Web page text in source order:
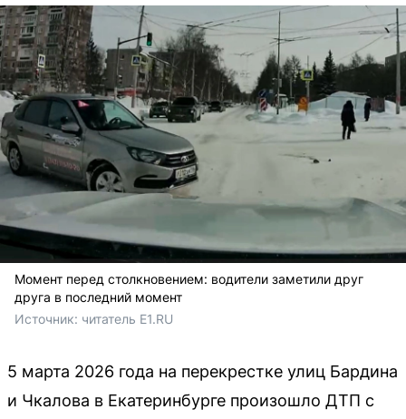
Момент перед столкновением: водители заметили друг
друга в последний момент
Источник: читатель E1.RU
5 марта 2026 года на перекрестке улиц Бардина
и Чкалова в Екатеринбурге произошло ДТП с